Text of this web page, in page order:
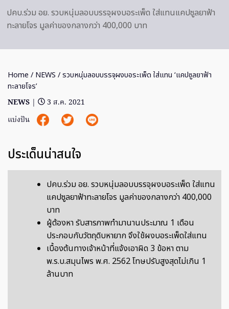
ปคบ.ร่วม อย. รวบหนุ่มลอบบรรจุผงบอระเพ็ด ใส่แทนแคปซูลยาฟ้า
ทะลายโจร มูลค่าของกลางกว่า 400,000 บาท
Home / NEWS / รวบหนุ่มลอบบรรจุผงบอระเพ็ด ใส่แทน ‘แคปซูลยาฟ้า
ทะลายโจร’
NEWS |
3 ส.ค. 2021
แบ่งปัน
ประเด็นน่าสนใจ
ปคบ.ร่วม อย. รวบหนุ่มลอบบรรจุผงบอระเพ็ด ใส่แทน
แคปซูลยาฟ้าทะลายโจร มูลค่าของกลางกว่า 400,000
บาท
ผู้ต้องหา รับสารภาพทำมานานประมาณ 1 เดือน
ประกอบกับวัตถุดิบหายาก จึงใช้ผงบอระเพ็ดใส่แทน
เบื้องต้นทางเจ้าหน้าที่แจ้งเอาผิด 3 ข้อหา ตาม
พ.ร.บ.สมุนไพร พ.ศ. 2562 โทษปรับสูงสุดไม่เกิน 1
ล้านบาท